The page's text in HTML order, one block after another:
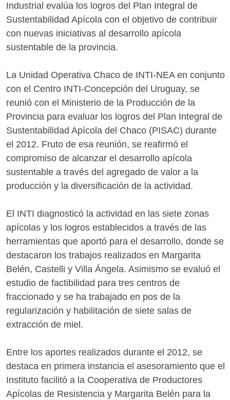
Industrial evalúa los logros del Plan Integral de
Sustentabilidad Apícola con el objetivo de contribuir
con nuevas iniciativas al desarrollo apícola
sustentable de la provincia.
La Unidad Operativa Chaco de INTI-NEA en conjunto
con el Centro INTI-Concepción del Uruguay, se
reunió con el Ministerio de la Producción de la
Provincia para evaluar los logros del Plan Integral de
Sustentabilidad Apícola del Chaco (PISAC) durante
el 2012. Fruto de esa reunión, se reafirmó el
compromiso de alcanzar el desarrollo apícola
sustentable a través del agregado de valor a la
producción y la diversificación de la actividad.
El INTI diagnosticó la actividad en las siete zonas
apícolas y los logros establecidos a través de las
herramientas que aportó para el desarrollo, donde se
destacaron los trabajos realizados en Margarita
Belén, Castelli y Villa Ángela. Asimismo se evaluó el
estudio de factibilidad para tres centros de
fraccionado y se ha trabajado en pos de la
regularización y habilitación de siete salas de
extracción de miel.
Entre los aportes realizados durante el 2012, se
destaca en primera instancia el asesoramiento que el
Instituto facilitó a la Cooperativa de Productores
Apícolas de Resistencia y Margarita Belén para la